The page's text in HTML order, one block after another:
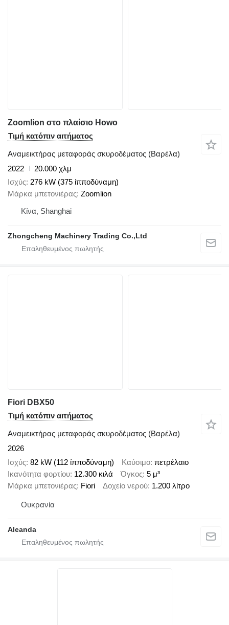
Zoomlion στο πλαίσιο Howo
Τιμή κατόπιν αιτήματος
Αναμεικτήρας μεταφοράς σκυροδέματος (Βαρέλα)
2022
20.000 χλμ
Ισχύς 276 kW (375 ίπποδύναμη)
Μάρκα μπετονιέρας Zoomlion
Κίνα, Shanghai
Zhongcheng Machinery Trading Co.,Ltd
Fiori DBX50
Τιμή κατόπιν αιτήματος
Αναμεικτήρας μεταφοράς σκυροδέματος (Βαρέλα)
2026
Ισχύς 82 kW (112 ίπποδύναμη) Καύσιμο πετρέλαιο
Ικανότητα φορτίου 12.300 κιλά Όγκος 5 μ³
Μάρκα μπετονιέρας Fiori Δοχείο νερού 1.200 λίτρο
Ουκρανία
Aleanda